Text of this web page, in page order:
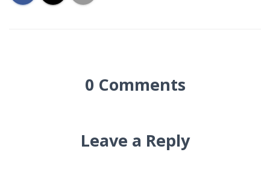
0 Comments
Leave a Reply